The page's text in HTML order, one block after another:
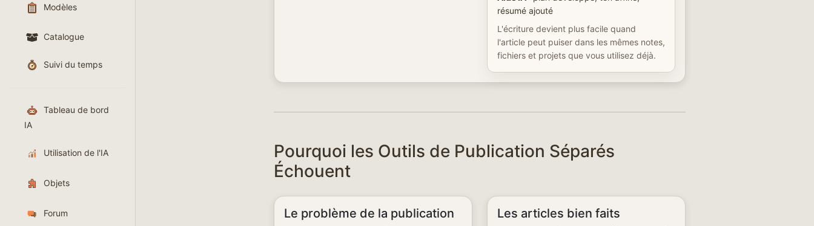
Modèles
Catalogue
Suivi du temps
Tableau de bord
IA
Utilisation de l'IA
Objets
Forum
résumé ajouté
L'écriture devient plus facile quand
l'article peut puiser dans les mêmes notes,
fichiers et projets que vous utilisez déjà.
Pourquoi les Outils de Publication Séparés
Échouent
Le problème de la publication Les articles bien faits